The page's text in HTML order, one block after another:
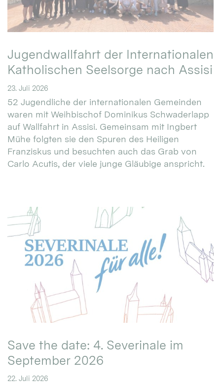
Jugendwallfahrt der Internationalen
Katholischen Seelsorge nach Assisi
23. Juli 2026
52 Jugendliche der internationalen Gemeinden
waren mit Weihbischof Dominikus Schwaderlapp
auf Wallfahrt in Assisi. Gemeinsam mit Ingbert
Mühe folgten sie den Spuren des Heiligen
Franziskus und besuchten auch das Grab von
Carlo Acutis, der viele junge Gläubige anspricht.
Save the date: 4. Severinale im
September 2026
22. Juli 2026